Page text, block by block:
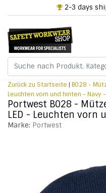
2-3 days
Zurück zu Startseite | B028 -
Leuchten vorn und hinten - Navy -
Portwest B028 -
LED - Leuchten vorn
Marke: Portwest